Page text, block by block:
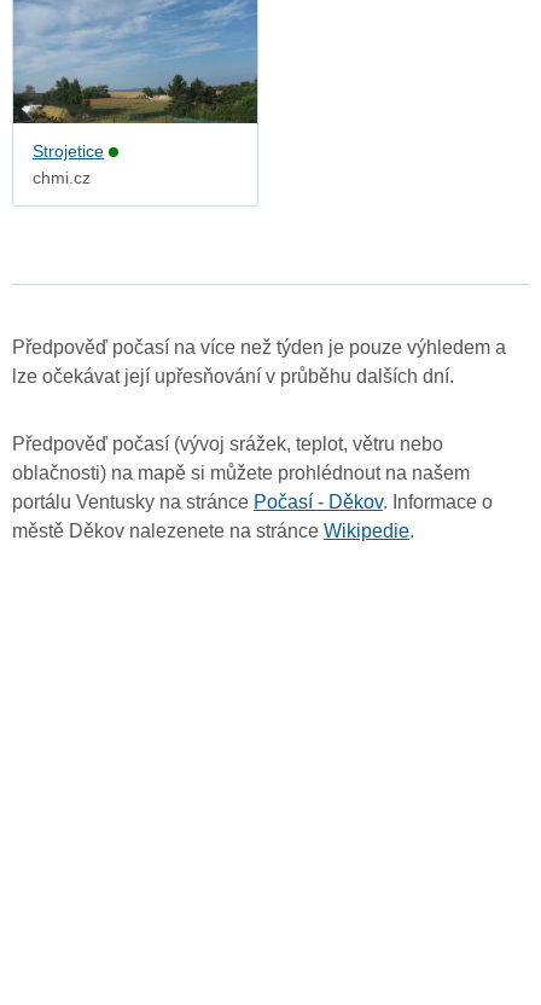
Strojetice
chmi.cz
Předpověď počasí na více než týden je pouze výhledem a
lze očekávat její upřesňování v průběhu dalších dní.
Předpověď počasí (vývoj srážek, teplot, větru nebo
oblačnosti) na mapě si můžete prohlédnout na našem
portálu Ventusky na stránce Počasí - Děkov. Informace o
městě Děkov nalezenete na stránce Wikipedie.